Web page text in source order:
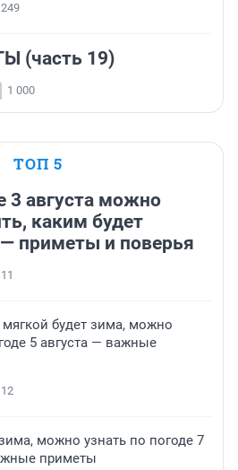
249
(часть 19)
1 000
ТОП 5
3 августа можно
каким будет
приметы и поверья
11
будет зима, можно
5 августа — важные
12
можно узнать по погоде 7
приметы